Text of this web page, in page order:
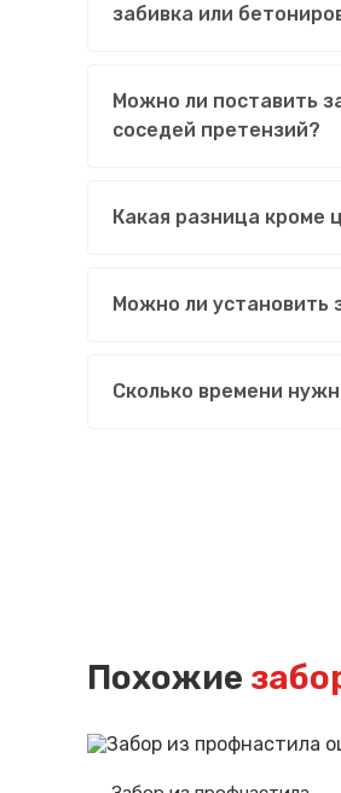
забивка или
Можно ли поставить
соседей претензий?
Какая разница кроме
Можно ли установить
Сколько времени
Похожие